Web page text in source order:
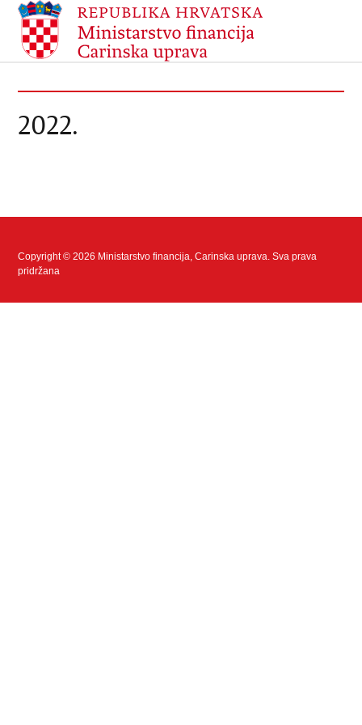
2022.
Copyright © 2026 Ministarstvo financija, Carinska uprava. Sva prava
pridržana